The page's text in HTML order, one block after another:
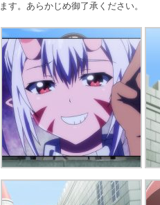
ます。あらかじめ御了承ください。